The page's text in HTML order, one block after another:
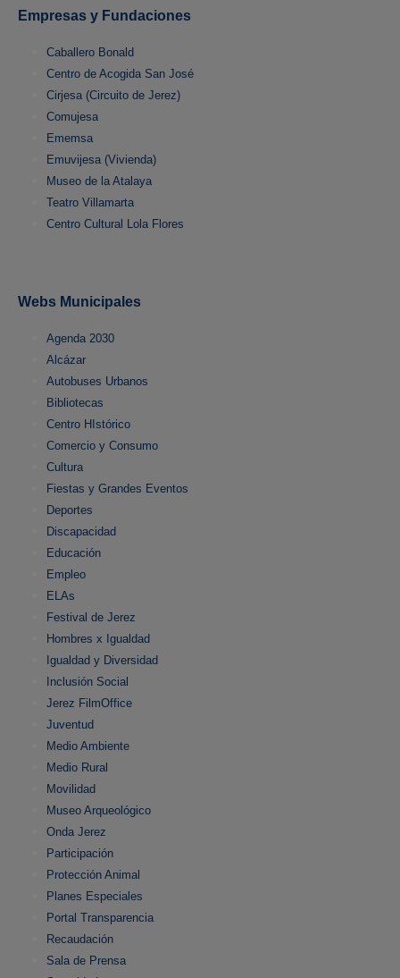
Empresas y Fundaciones
Caballero Bonald
Centro de Acogida San José
Cirjesa (Circuito de Jerez)
Comujesa
Ememsa
Emuvijesa (Vivienda)
Museo de la Atalaya
Teatro Villamarta
Centro Cultural Lola Flores
Webs Municipales
Agenda 2030
Alcázar
Autobuses Urbanos
Bibliotecas
Centro HIstórico
Comercio y Consumo
Cultura
Fiestas y Grandes Eventos
Deportes
Discapacidad
Educación
Empleo
ELAs
Festival de Jerez
Hombres x Igualdad
Igualdad y Diversidad
Inclusión Social
Jerez FilmOffice
Juventud
Medio Ambiente
Medio Rural
Movilidad
Museo Arqueológico
Onda Jerez
Participación
Protección Animal
Planes Especiales
Portal Transparencia
Recaudación
Sala de Prensa